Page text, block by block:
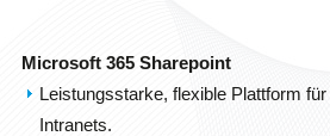
Microsoft 365 Sharepoint
Leistungsstarke, flexible Plattform
Intranets.